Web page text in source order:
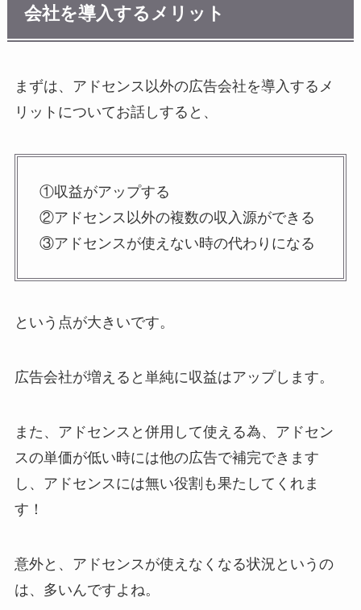
会社を導入するメリット
まずは、アドセンス以外の広告会社を導入するメ
リットについてお話しすると、
①収益がアップする
②アドセンス以外の複数の収入源ができる
③アドセンスが使えない時の代わりになる
という点が大きいです。
広告会社が増えると単純に収益はアップします。
また、アドセンスと併用して使える為、アドセン
スの単価が低い時には他の広告で補完できます
し、アドセンスには無い役割も果たしてくれま
す！
意外と、アドセンスが使えなくなる状況というの
は、多いんですよね。